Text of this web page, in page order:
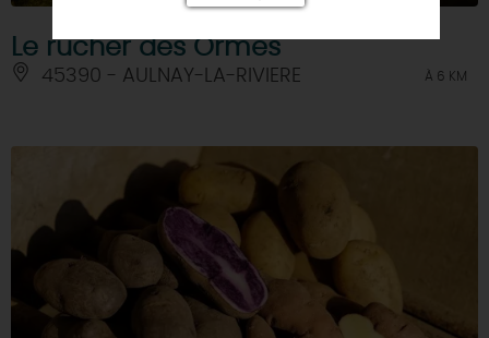
Le rucher des Ormes
45390 - AULNAY-LA-RIVIERE À 6 KM